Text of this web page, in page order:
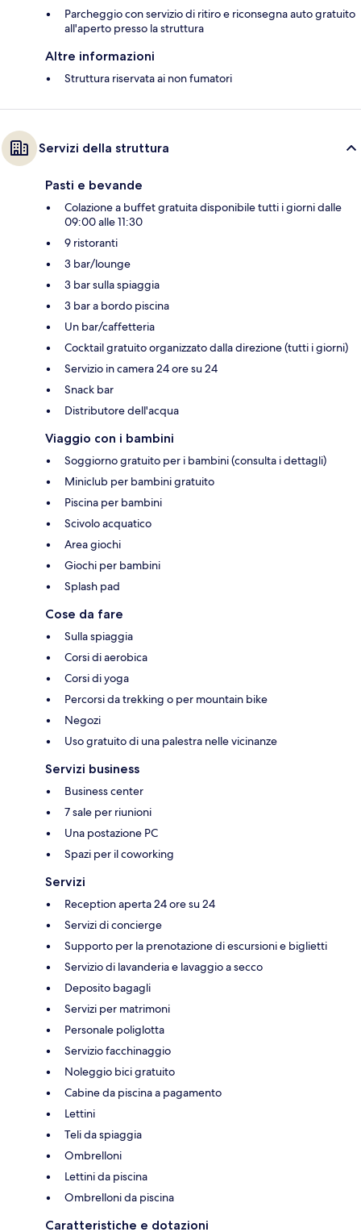
Parcheggio con servizio di ritiro e riconsegna auto gratuito
all'aperto presso la struttura
Altre informazioni
Struttura riservata ai non fumatori
Servizi della struttura
Pasti e bevande
Colazione a buffet gratuita disponibile tutti i giorni dalle
09:00 alle 11:30
9 ristoranti
3 bar/lounge
3 bar sulla spiaggia
3 bar a bordo piscina
Un bar/caffetteria
Cocktail gratuito organizzato dalla direzione (tutti i giorni)
Servizio in camera 24 ore su 24
Snack bar
Distributore dell'acqua
Viaggio con i bambini
Soggiorno gratuito per i bambini (consulta i dettagli)
Miniclub per bambini gratuito
Piscina per bambini
Scivolo acquatico
Area giochi
Giochi per bambini
Splash pad
Cose da fare
Sulla spiaggia
Corsi di aerobica
Corsi di yoga
Percorsi da trekking o per mountain bike
Negozi
Uso gratuito di una palestra nelle vicinanze
Servizi business
Business center
7 sale per riunioni
Una postazione PC
Spazi per il coworking
Servizi
Reception aperta 24 ore su 24
Servizi di concierge
Supporto per la prenotazione di escursioni e biglietti
Servizio di lavanderia e lavaggio a secco
Deposito bagagli
Servizi per matrimoni
Personale poliglotta
Servizio facchinaggio
Noleggio bici gratuito
Cabine da piscina a pagamento
Lettini
Teli da spiaggia
Ombrelloni
Lettini da piscina
Ombrelloni da piscina
Caratteristiche e dotazioni